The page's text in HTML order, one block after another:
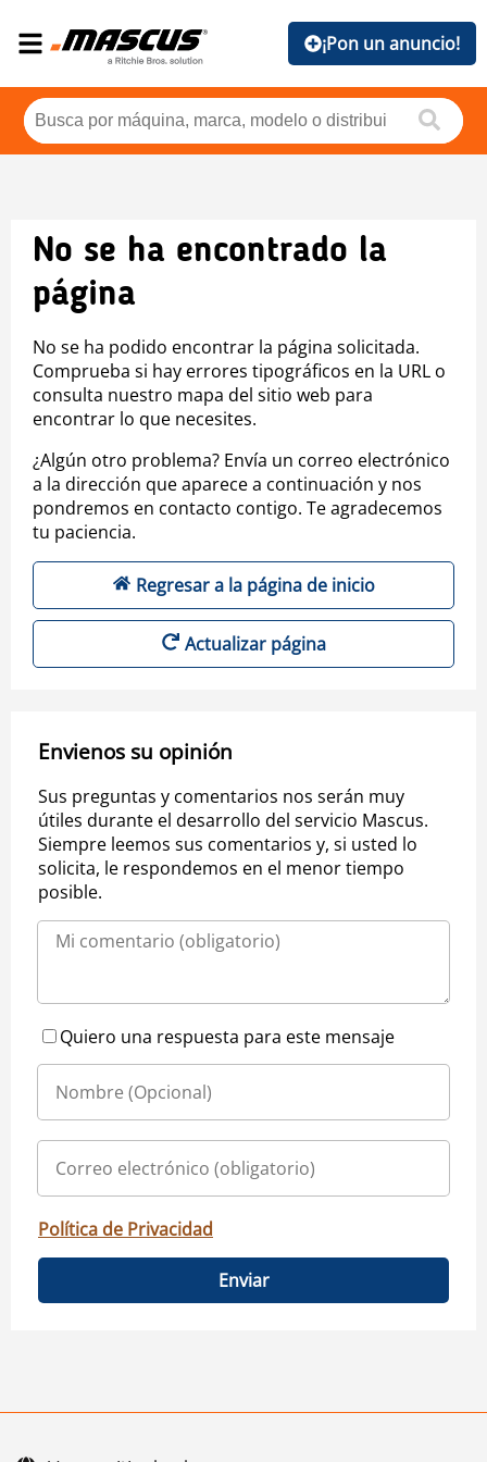
¡Pon un anuncio!
No se ha encontrado la
página
No se ha podido encontrar la página solicitada.
Comprueba si hay errores tipográficos en la URL o
consulta nuestro mapa del sitio web para
encontrar lo que necesites.
¿Algún otro problema? Envía un correo electrónico
a la dirección que aparece a continuación y nos
pondremos en contacto contigo. Te agradecemos
tu paciencia.
Regresar a la página de inicio
Actualizar página
Envienos su opinión
Sus preguntas y comentarios nos serán muy
útiles durante el desarrollo del servicio Mascus.
Siempre leemos sus comentarios y, si usted lo
solicita, le respondemos en el menor tiempo
posible.
Quiero una respuesta para este mensaje
Política de Privacidad
Enviar